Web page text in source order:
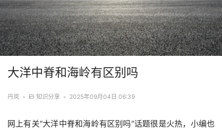
大洋中脊和海岭有区别吗
丹岚 • 知识分享 • 2025年09月04日 06:39
网上有关“大洋中脊和海岭有区别吗”话题很是火热，小编也